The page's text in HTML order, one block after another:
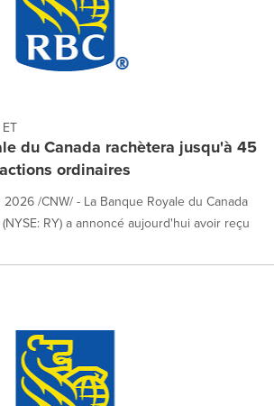
du Canada rachètera jusqu'à 45
ordinaires
/CNW/ - La Banque Royale du Canada
(NYSE: RY) a annoncé aujourd'hui avoir reçu